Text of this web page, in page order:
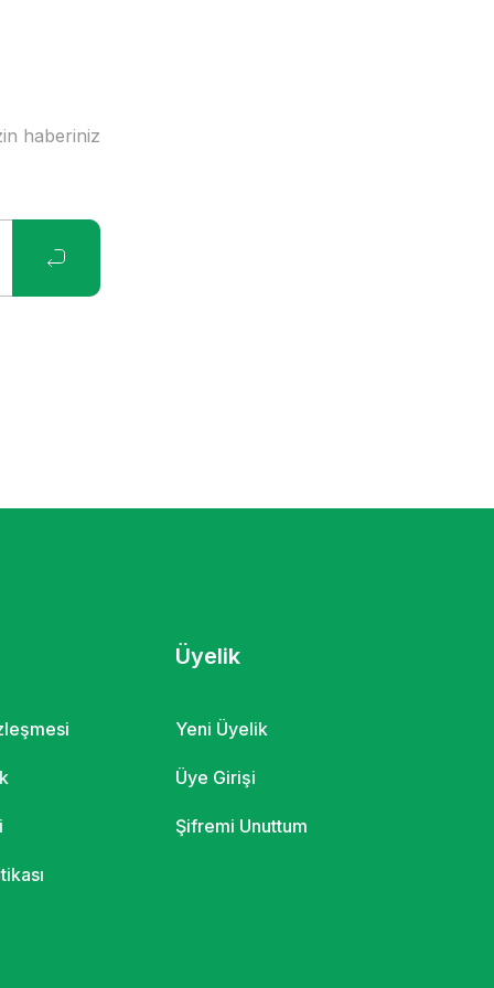
haberiniz
Üyelik
Yeni Üyelik
Üye Girişi
Şifremi Unuttum